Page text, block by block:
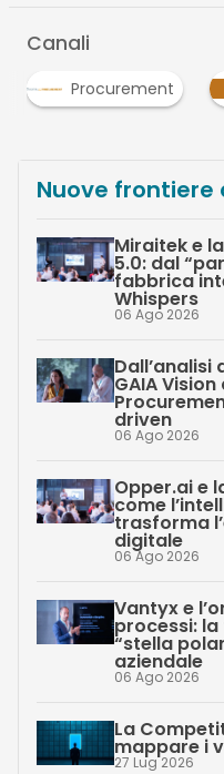
Canali
Strategie
Nuove frontiere
Miraitek e
5.0: dal
fabbrica
Whispers
06 Ago 2026
GAIA
driven
06 Ago 2026
Opper.ai e
come
trasforma
digitale
06 Ago 2026
Vantyx e
processi: la
“stella
aziendale
06 Ago 2026
La
mappare i
27 Lug 2026